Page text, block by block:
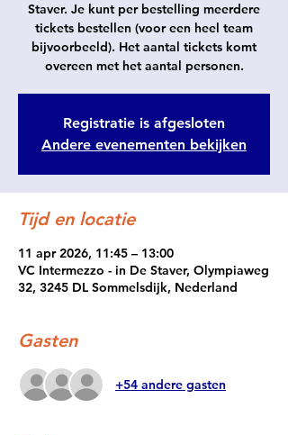
Staver. Je kunt per bestelling meerdere
tickets bestellen (voor een heel team
bijvoorbeeld). Het aantal tickets komt
overeen met het aantal personen.
Registratie is afgesloten
Andere evenementen bekijken
Tijd en locatie
11 apr 2026, 11:45 – 13:00
VC Intermezzo - in De Staver, Olympiaweg
32, 3245 DL Sommelsdijk, Nederland
Gasten
+54 andere gasten